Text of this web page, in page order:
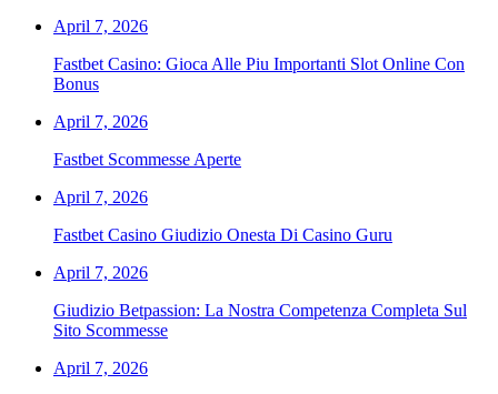
April 7, 2026
Fastbet Casino: Gioca Alle Piu Importanti Slot Online Con
Bonus
April 7, 2026
Fastbet Scommesse Aperte
April 7, 2026
Fastbet Casino Giudizio Onesta Di Casino Guru
April 7, 2026
Giudizio Betpassion: La Nostra Competenza Completa Sul
Sito Scommesse
April 7, 2026